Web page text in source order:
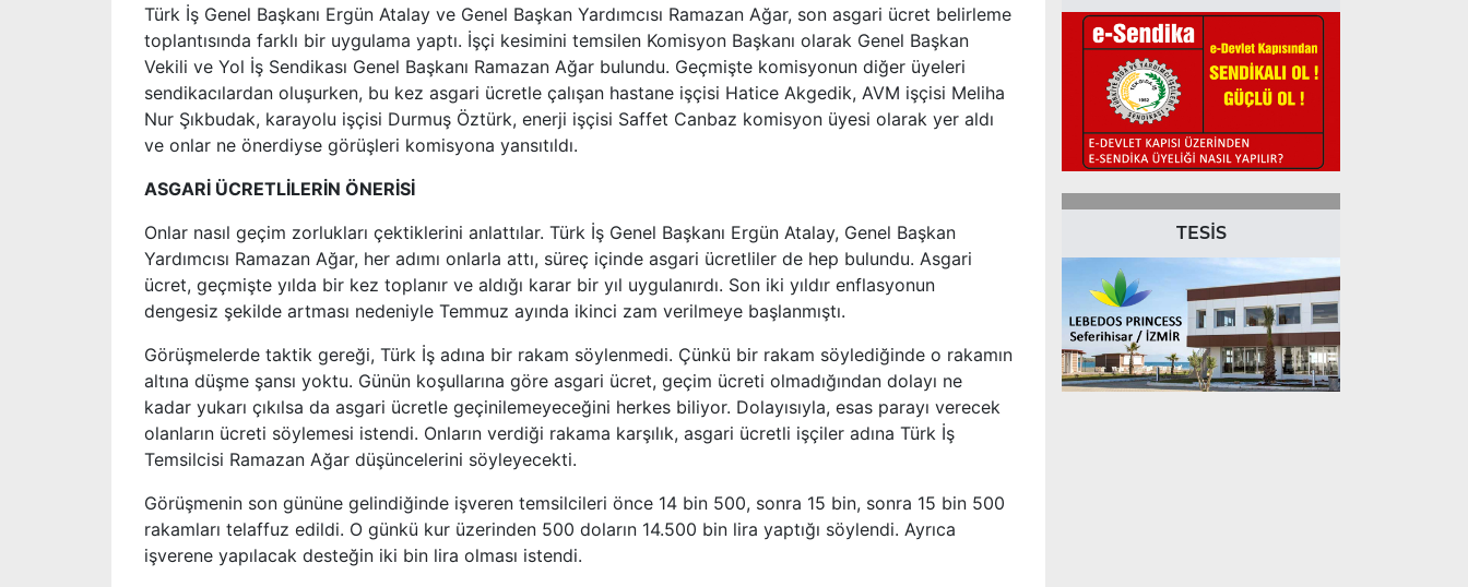
Türk İş Genel Başkanı Ergün Atalay ve Genel Başkan Yardımcısı Ramazan Ağar, son asgari ücret belirleme
toplantısında farklı bir uygulama yaptı. İşçi kesimini temsilen Komisyon Başkanı olarak Genel Başkan
Vekili ve Yol İş Sendikası Genel Başkanı Ramazan Ağar bulundu. Geçmişte komisyonun diğer üyeleri
sendikacılardan oluşurken, bu kez asgari ücretle çalışan hastane işçisi Hatice Akgedik, AVM işçisi Meliha
Nur Şıkbudak, karayolu işçisi Durmuş Öztürk, enerji işçisi Saffet Canbaz komisyon üyesi olarak yer aldı
ve onlar ne önerdiyse görüşleri komisyona yansıtıldı.
ASGARİ ÜCRETLİLERİN ÖNERİSİ
Onlar nasıl geçim zorlukları çektiklerini anlattılar. Türk İş Genel Başkanı Ergün Atalay, Genel Başkan
Yardımcısı Ramazan Ağar, her adımı onlarla attı, süreç içinde asgari ücretliler de hep bulundu. Asgari
ücret, geçmişte yılda bir kez toplanır ve aldığı karar bir yıl uygulanırdı. Son iki yıldır enflasyonun
dengesiz şekilde artması nedeniyle Temmuz ayında ikinci zam verilmeye başlanmıştı.
Görüşmelerde taktik gereği, Türk İş adına bir rakam söylenmedi. Çünkü bir rakam söylediğinde o rakamın
altına düşme şansı yoktu. Günün koşullarına göre asgari ücret, geçim ücreti olmadığından dolayı ne
kadar yukarı çıkılsa da asgari ücretle geçinilemeyeceğini herkes biliyor. Dolayısıyla, esas parayı verecek
olanların ücreti söylemesi istendi. Onların verdiği rakama karşılık, asgari ücretli işçiler adına Türk İş
Temsilcisi Ramazan Ağar düşüncelerini söyleyecekti.
Görüşmenin son gününe gelindiğinde işveren temsilcileri önce 14 bin 500, sonra 15 bin, sonra 15 bin 500
rakamları telaffuz edildi. O günkü kur üzerinden 500 doların 14.500 bin lira yaptığı söylendi. Ayrıca
işverene yapılacak desteğin iki bin lira olması istendi.
TESİS